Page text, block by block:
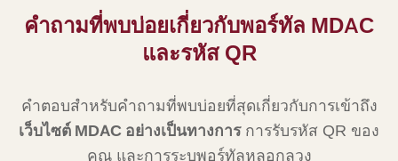
คำถามที่พบบ่อยเกี่ยวกับพอร์ทัล MDAC
และรหัส QR
คำตอบสำหรับคำถามที่พบบ่อยที่สุดเกี่ยวกับการเข้าถึง
เว็บไซต์ MDAC อย่างเป็นทางการการรับรหัส QR ของ
คุณ และการระบุพอร์ทัลหลอกลวง